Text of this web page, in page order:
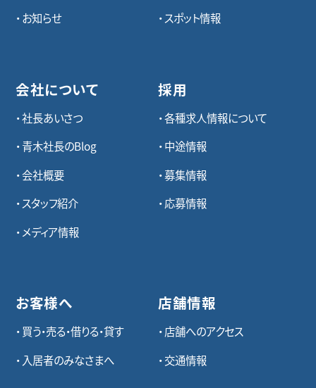
お知らせ
会社について
社長あいさつ
青木社長のBlog
会社概要
スタッフ紹介
メディア情報
お客様へ
買う・売る・借りる・貸す
入居者のみなさまへ
スポット情報
採用
各種求⼈情報について
中途情報
募集情報
応募情報
店舗情報
店舗へのアクセス
交通情報